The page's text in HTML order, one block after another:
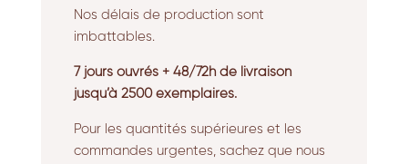
Nos délais de production sont
imbattables.
7 jours ouvrés + 48/72h de livraison
jusqu’à 2500 exemplaires.
Pour les quantités supérieures et les
commandes urgentes, sachez que nous